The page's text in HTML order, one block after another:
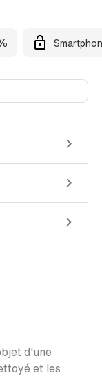
d'une
et les